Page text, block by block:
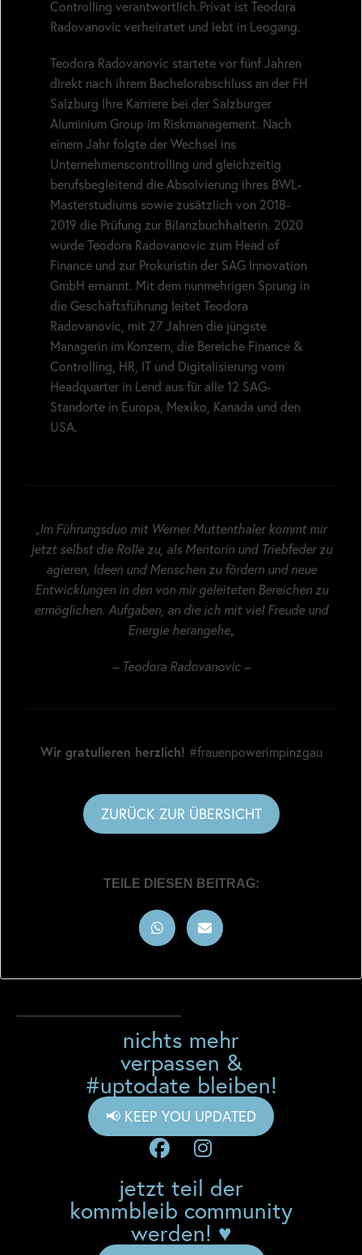
Controlling verantwortlich.Privat ist Teodora
Radovanovic verheiratet und lebt in Leogang.
Teodora Radovanovic startete vor fünf Jahren
direkt nach ihrem Bachelorabschluss an der FH
Salzburg Ihre Karriere bei der Salzburger
Aluminium Group im Riskmanagement. Nach
einem Jahr folgte der Wechsel ins
Unternehmenscontrolling und gleichzeitig
berufsbegleitend die Absolvierung ihres BWL-
Masterstudiums sowie zusätzlich von 2018-
2019 die Prüfung zur Bilanzbuchhalterin. 2020
wurde Teodora Radovanovic zum Head of
Finance und zur Prokuristin der SAG Innovation
GmbH ernannt. Mit dem nunmehrigen Sprung in
die Geschäftsführung leitet Teodora
Radovanovic, mit 27 Jahren die jüngste
Managerin im Konzern, die Bereiche Finance &
Controlling, HR, IT und Digitalisierung vom
Headquarter in Lend aus für alle 12 SAG-
Standorte in Europa, Mexiko, Kanada und den
USA.
„Im Führungsduo mit Werner Muttenthaler kommt mir
jetzt selbst die Rolle zu, als Mentorin und Triebfeder zu
agieren, Ideen und Menschen zu fördern und neue
Entwicklungen in den von mir geleiteten Bereichen zu
ermöglichen. Aufgaben, an die ich mit viel Freude und
Energie herangehe„
– Teodora Radovanovic –
Wir gratulieren herzlich! #frauenpowerimpinzgau
ZURÜCK ZUR ÜBERSICHT
TEILE DIESEN BEITRAG:
jetzt teil der
kommbleib community
werden! ♥
nichts mehr
verpassen &
#uptodate bleiben!
📢 KEEP YOU UPDATED